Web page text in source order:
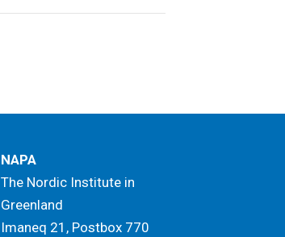
NAPA
The Nordic Institute in
Greenland
Imaneq 21, Postbox 770